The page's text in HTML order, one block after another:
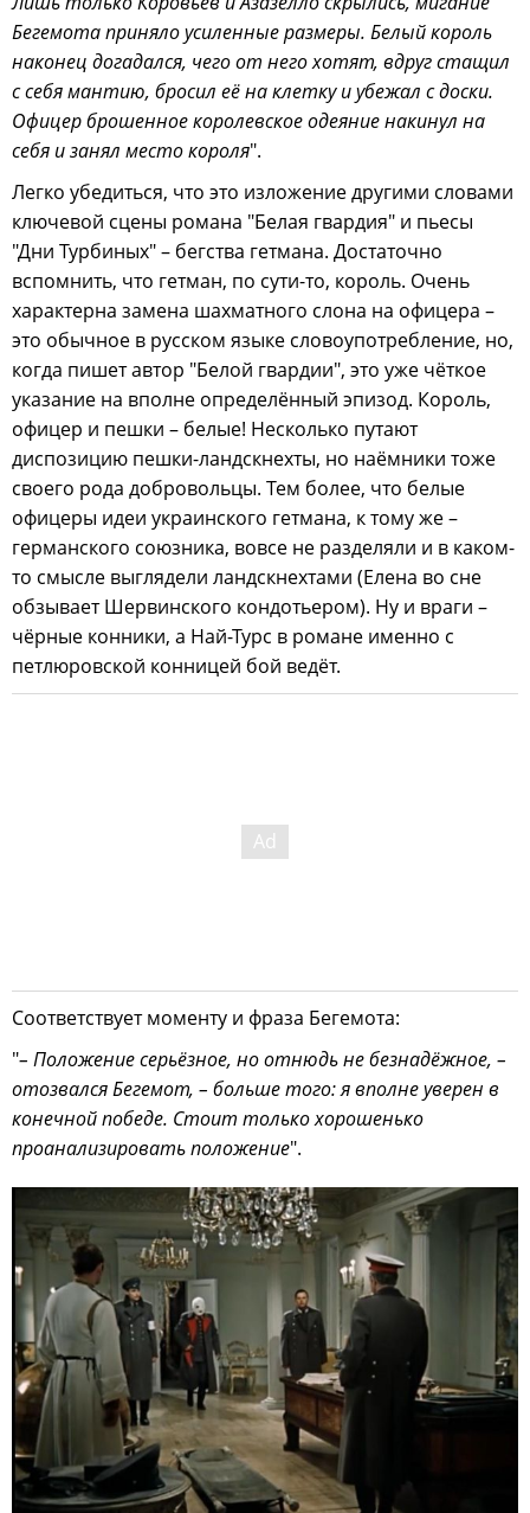
Бегемота приняло усиленные размеры. Белый король
наконец догадался, чего от него хотят, вдруг стащил
с себя мантию, бросил её на клетку и убежал с доски.
Офицер брошенное королевское одеяние накинул на
себя и занял место короля".
Легко убедиться, что это изложение другими словами
ключевой сцены романа "Белая гвардия" и пьесы
"Дни Турбиных" – бегства гетмана. Достаточно
вспомнить, что гетман, по сути-то, король. Очень
характерна замена шахматного слона на офицера –
это обычное в русском языке словоупотребление, но,
когда пишет автор "Белой гвардии", это уже чёткое
указание на вполне определённый эпизод. Король,
офицер и пешки – белые! Несколько путают
диспозицию пешки-ландскнехты, но наёмники тоже
своего рода добровольцы. Тем более, что белые
офицеры идеи украинского гетмана, к тому же –
германского союзника, вовсе не разделяли и в каком-
то смысле выглядели ландскнехтами (Елена во сне
обзывает Шервинского кондотьером). Ну и враги –
чёрные конники, а Най-Турс в романе именно с
петлюровской конницей бой ведёт.
Соответствует моменту и фраза Бегемота:
"– Положение серьёзное, но отнюдь не безнадёжное, –
отозвался Бегемот, – больше того: я вполне уверен в
конечной победе. Стоит только хорошенько
проанализировать положение".